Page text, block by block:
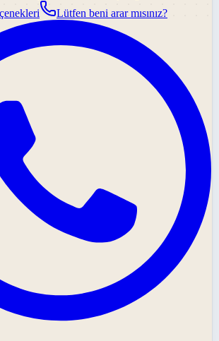
Lütfen beni arar mısınız?